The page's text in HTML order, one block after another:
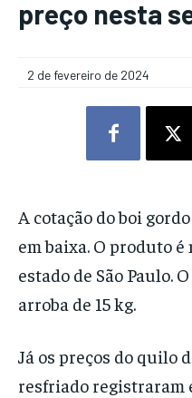
preço nesta
2 de fevereiro de 2024
A cotação do boi
em baixa. O produto é
estado de São Paulo.
arroba de 15 kg.
Já os preços do quilo
resfriado registraram